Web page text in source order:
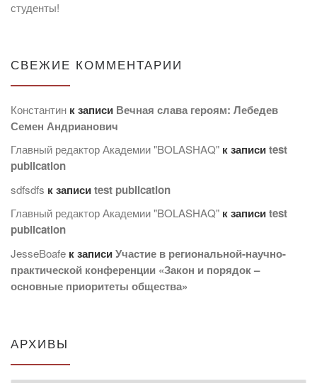
студенты!
СВЕЖИЕ КОММЕНТАРИИ
Константин к записи Вечная слава героям: Лебедев
Семен Андрианович
Главный редактор Академии "BOLASHAQ" к записиtest
publication
sdfsdfs к записиtest publication
Главный редактор Академии "BOLASHAQ" к записиtest
publication
JesseBoafe к записиУчастие в региональной-научно-
практической конференции «Закон и порядок –
основные приоритеты общества»
АРХИВЫ